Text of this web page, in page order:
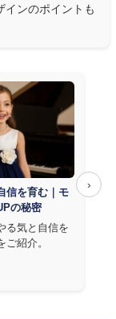
インのポイントも
›
信を育む｜モ
の秘密
る気と自信を
ご紹介。